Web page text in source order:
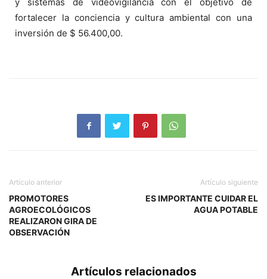
fortalecer la conciencia y cultura ambiental con una
inversión de $ 56.400,00.
Artículo anterior
PROMOTORES
AGROECOLÓGICOS
REALIZARON GIRA DE
OBSERVACIÓN
Artículo siguiente
ES IMPORTANTE CUIDAR EL
AGUA POTABLE
Artículos relacionados